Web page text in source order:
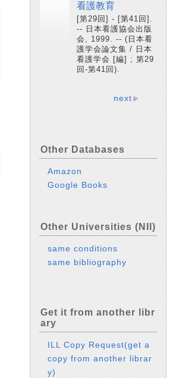
看護教育
[第29回] - [第41回].
-- 日本看護協会出版
会, 1999. -- (日本看
護学会論文集 / 日本
看護学会 [編] ; 第29
回-第41回).
next
Other Databases
Amazon
Google Books
Other Universities (NII)
same conditions
same bibliography
Get it from another libr
ary
ILL Copy Request(get a
copy from another librar
y)